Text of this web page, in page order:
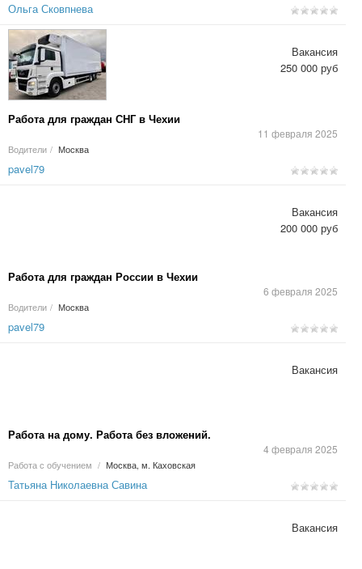
Ольга Сковпнева
Работа для граждан СНГ в Чехии
11 февраля 2025
Водители / Москва
Вакансия
250 000 руб
pavel79
Работа для граждан России в Чехии
6 февраля 2025
Водители / Москва
Вакансия
200 000 руб
pavel79
Работа на дому. Работа без вложений.
4 февраля 2025
Работа с обучением / Москва, м. Каховская
Вакансия
Татьяна Николаевна Савина
Вакансия